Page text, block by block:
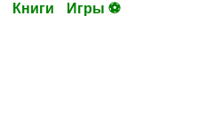
Книги Игры ⚽